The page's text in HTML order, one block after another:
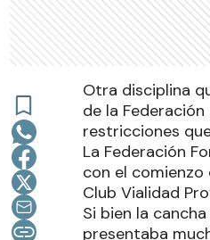
Otra disciplina
de la
restricciones
La Federación
con el
Club Vialidad
Si bien la
presentaba